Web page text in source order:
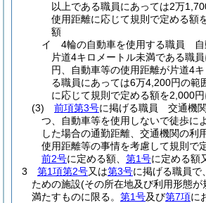
以上である職員にあっては2万
使用距離に応じて規則で定める額
額
イ
4輪の自動車を使用する職員 自
片道4キロメートル未満である職
円、自動車等の使用距離が片道4
る職員にあっては6万4,200円の範
に応じて規則で定める額を2,000
(3)
前項第3号に掲げる職員 交通機
つ、自動車等を使用しないで徒歩に
した場合の通勤距離、交通機関の利
使用距離等の事情を考慮して規則で
前2号に定める額、 第1号に定める額
3
第1項第2号又は第3号に掲げる職員で
ための施設(その所在地及び利用形態が
満たすものに限る。 第1号及び第7項に